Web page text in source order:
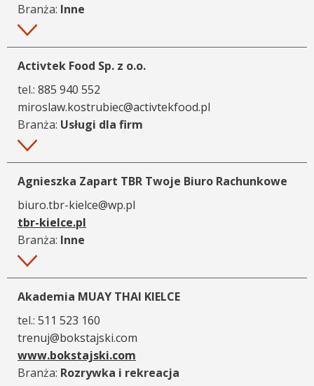
Branża: Inne
Więcej
Activtek Food Sp. z o.o.
tel.: 885 940 552
miroslaw.kostrubiec@activtekfood.pl
Branża: Usługi dla firm
Więcej
Agnieszka Zapart TBR Twoje Biuro Rachunkowe
biuro.tbr-kielce@wp.pl
tbr-kielce.pl
Branża: Inne
Więcej
Akademia MUAY THAI KIELCE
tel.: 511 523 160
trenuj@bokstajski.com
www.bokstajski.com
Branża: Rozrywka i rekreacja